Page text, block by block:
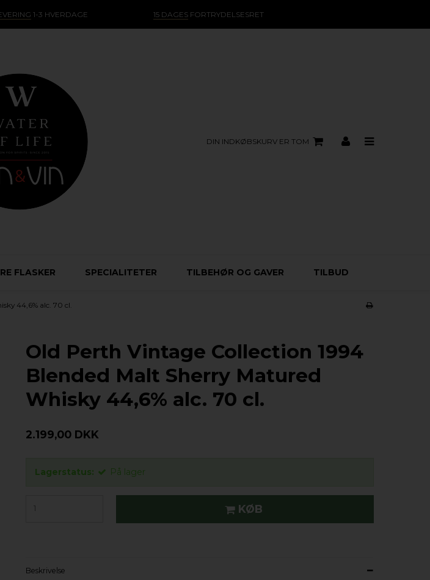
1-3 HVERDAGE 15 DAGESFORTRYDELSESRET
DIN INDKØBSKURV ER TOM
FLASKER SPECIALITETER TILBEHØR OG GAVER TILBUD
44,6% alc. 70 cl.
Old Perth Vintage Collection 1994
Blended Malt Sherry Matured
Whisky 44,6% alc. 70 cl.
2.199,00 DKK
Lagerstatus: På lager
KØB
Beskrivelse